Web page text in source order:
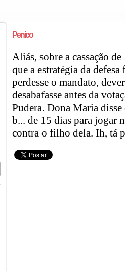
Penico
Aliás, sobre a cassação
que a estratégia da
perdesse o mandato,
desabafasse antes da
Pudera. Dona Maria
b... de 15 dias para jogar
contra o filho dela. Ih, tá